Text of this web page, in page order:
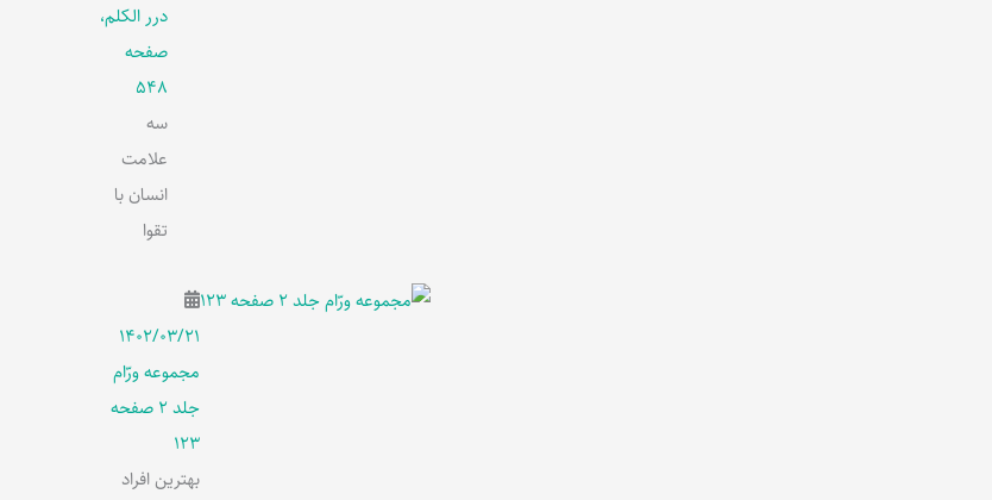
درر الکلم،
صفحه
548
سه
علامت
انسان با
تقوا
۱۴۰۲/۰۳/۲۱
مجموعه ورّام
جلد 2 صفحه
123
بهترین افراد